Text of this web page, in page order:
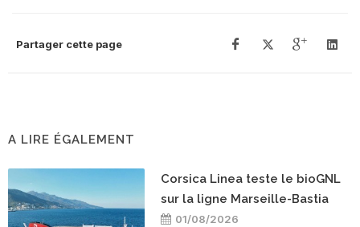
Partager cette page
A LIRE ÉGALEMENT
Corsica Linea teste le bioGNL
sur la ligne Marseille-Bastia
01/08/2026